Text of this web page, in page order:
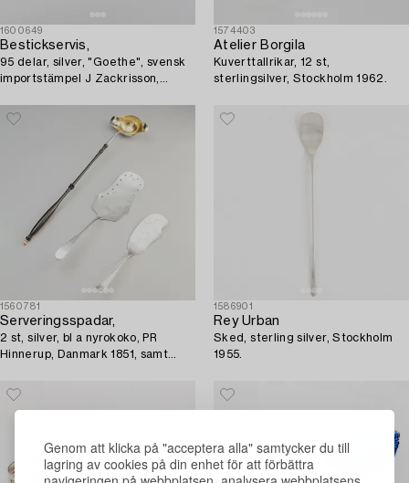
Genom att klicka på "acceptera alla" samtycker du till
lagring av cookies på din enhet för att förbättra
1600649
Bestickservis,
95 delar, silver, "Goethe", svensk
importstämpel J Zackrisson,
1574403
Atelier Borgila
Kuverttallrikar, 12 st,
sterlingsilver, Stockholm 1962.
1560781
Serveringsspadar,
2 st, silver, bl a nyrokoko, PR
Hinnerup, Danmark 1851, samt
1586901
Rey Urban
Sked, sterling silver, Stockholm
1955.